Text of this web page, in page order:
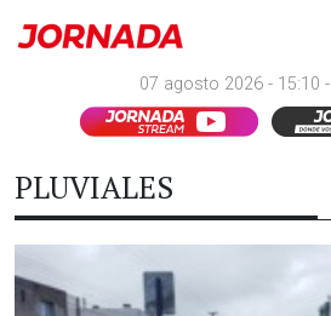
07 agosto 2026 - 15:10 -
PLUVIALES